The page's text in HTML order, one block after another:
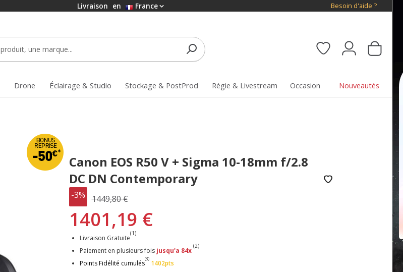
Livraison en France Besoin d'aide ?
Drone Éclairage & Studio Stockage & PostProd Régie & Livestream Occasion Nouveautés
Canon EOS R50 V + Sigma 10-18mm f/2.8
DC DN Contemporary
-3% 1449,80 €
1401,19 €
Livraison Gratuite
(1)
Paiement en plusieurs fois jusqu'a 84x
(2)
Points Fidélité cumulés
(3)
1402pts